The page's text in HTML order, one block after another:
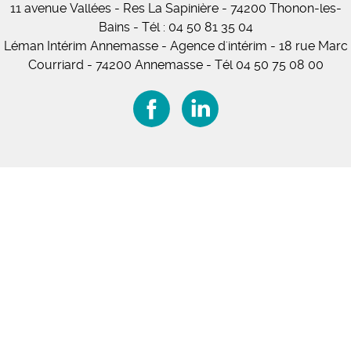
11avenue Vallées- Res La Sapinière - 74200 Thonon-les-
Bains - Tél : 04 50 81 35 04
Léman Intérim Annemasse - Agence d'intérim - 18 rue Marc
Courriard - 74200 Annemasse - Tél 04 50 75 08 00